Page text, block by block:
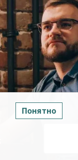
Понятно